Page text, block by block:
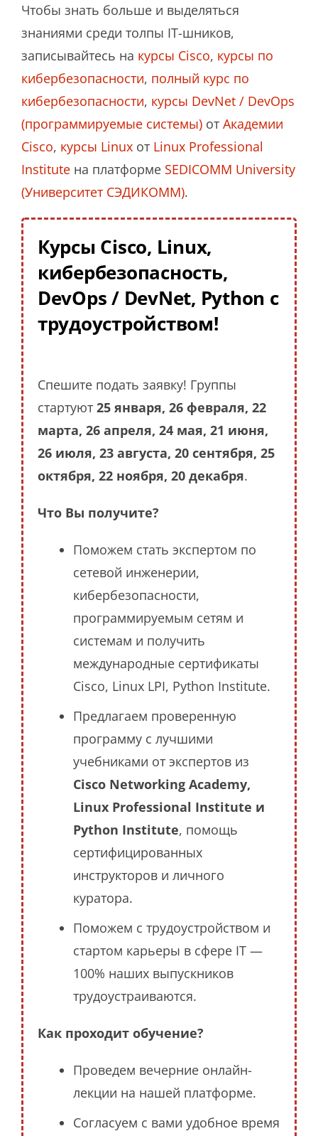
Чтобы знать больше и выделяться
знаниями среди толпы IT-шников,
записывайтесь на курсы Cisco, курсы по
кибербезопасности, полный курс по
кибербезопасности, курсы DevNet / DevOps
(программируемые системы) от Академии
Cisco, курсы Linux от Linux Professional
Institute на платформе SEDICOMM University
(Университет СЭДИКОММ).
Курсы Cisco, Linux,
кибербезопасность,
DevOps / DevNet, Python с
трудоустройством!
Спешите подать заявку! Группы
стартуют 25 января, 26 февраля, 22
марта, 26 апреля, 24 мая, 21 июня,
26 июля, 23 августа, 20 сентября, 25
октября, 22 ноября, 20 декабря.
Что Вы получите?
Поможем стать экспертом по
сетевой инженерии,
кибербезопасности,
программируемым сетям и
системам и получить
международные сертификаты
Cisco, Linux LPI, Python Institute.
Предлагаем проверенную
программу с лучшими
учебниками от экспертов из
Cisco Networking Academy,
Linux Professional Institute и
Python Institute, помощь
сертифицированных
инструкторов и личного
куратора.
Поможем с трудоустройством и
стартом карьеры в сфере IT —
100% наших выпускников
трудоустраиваются.
Как проходит обучение?
Проведем вечерние онлайн-
лекции на нашей платформе.
Согласуем с вами удобное время